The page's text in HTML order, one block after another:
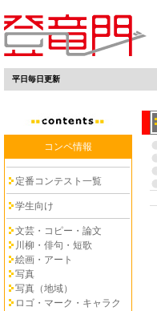
平日毎日更新
コンペ情報
定番コンテスト一覧
学生向け
文芸・コピー・論文
川柳・俳句・短歌
絵画・アート
写真
写真（地域）
ロゴ・マーク・キャラク